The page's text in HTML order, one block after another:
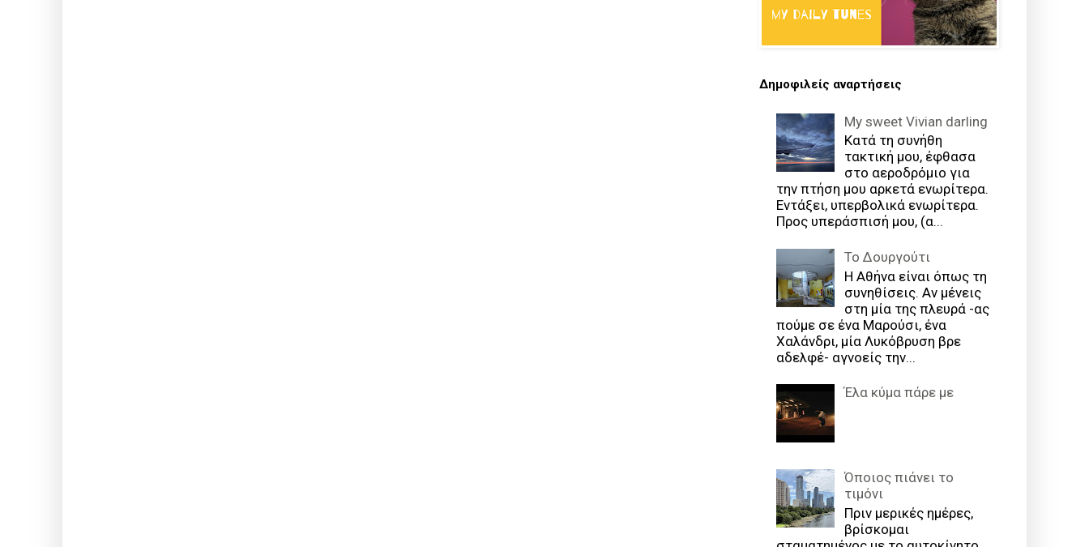
Δημοφιλείς αναρτήσεις
My sweet Vivian darling
Κατά τη συνήθη
τακτική μου, έφθασα
στο αεροδρόμιο για
την πτήση μου αρκετά ενωρίτερα.
Εντάξει, υπερβολικά ενωρίτερα.
Προς υπεράσπισή μου, (α...
Το Δουργούτι
Η Αθήνα είναι όπως τη
συνηθίσεις. Αν μένεις
στη μία της πλευρά -ας
πούμε σε ένα Μαρούσι, ένα
Χαλάνδρι, μία Λυκόβρυση βρε
αδελφέ- αγνοείς την...
Έλα κύμα πάρε με
Όποιος πιάνει το
τιμόνι
Πριν μερικές ημέρες,
βρίσκομαι